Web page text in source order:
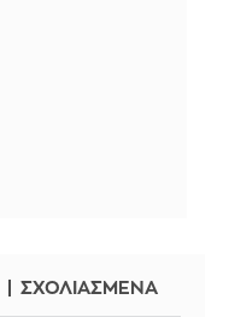
ΣΧΟΛΙΑΣΜΕΝΑ